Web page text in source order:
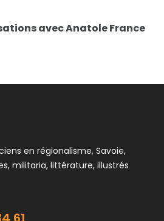
avec Anatole France
en régionalisme, Savoie,
militaria, littérature, illustrés